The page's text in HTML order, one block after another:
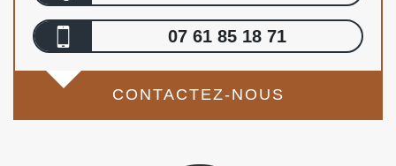
07 61 85 18 71
CONTACTEZ-NOUS